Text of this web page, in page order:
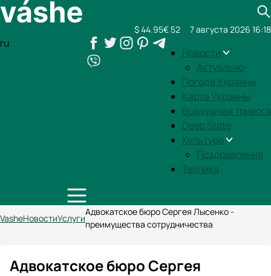
ru
Новости
Актуально
Погода Украины
Карта Украины
Воздушная тривога
Deep State
Культура
Поздравления
Техника
$ 44.95€ 52 7 августа 2026 16:18
VasheНовостиУслуги
Адвокатское бюро Сергея Лысенко -
преимущества сотрудничества
Адвокатское бюро Сергея